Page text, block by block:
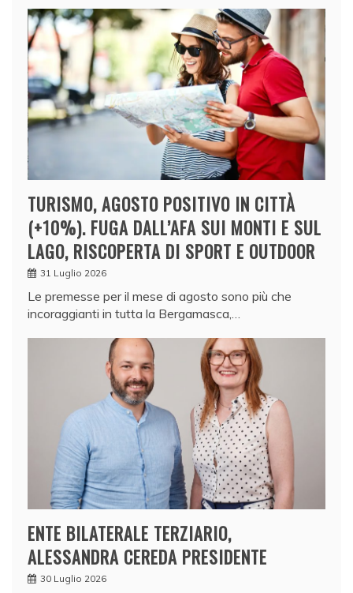
TURISMO, AGOSTO POSITIVO IN CITTÀ
(+10%). FUGA DALL’AFA SUI MONTI E SUL
LAGO, RISCOPERTA DI SPORT E OUTDOOR
31 Luglio 2026
Le premesse per il mese di agosto sono più che
incoraggianti in tutta la Bergamasca,…
ENTE BILATERALE TERZIARIO,
ALESSANDRA CEREDA PRESIDENTE
30 Luglio 2026